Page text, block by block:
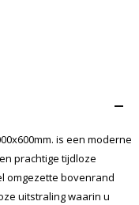
–
is een moderne
prachtige tijdloze
omgezette bovenrand
uitstraling waarin u